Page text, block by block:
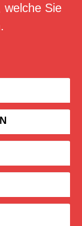
welche Sie